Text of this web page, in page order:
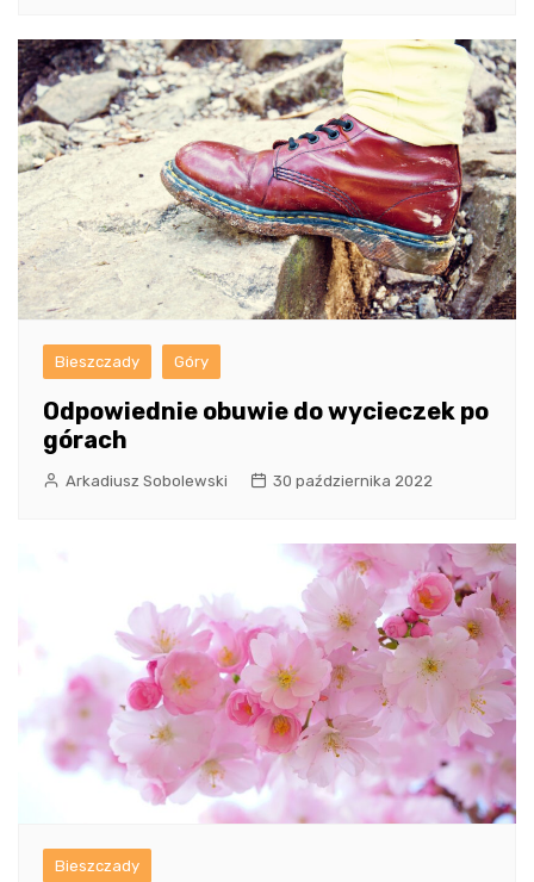
Bieszczady Góry
Odpowiednie obuwie do wycieczek po
górach
Arkadiusz Sobolewski 30 października 2022
Bieszczady